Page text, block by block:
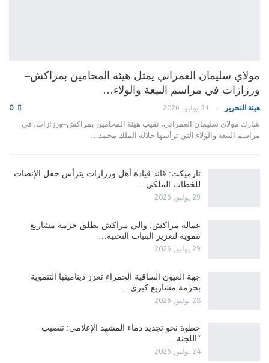
مولاي سليمان العمراني يمثل هيئة المحامين بمراكش–
ورزازات في مراسم البيعة والولاء…
هيئة التحرير 31 يوليو, 2026 0
شارك مولاي سليمان العمراني، نقيب هيئة المحامين بمراكش–ورزازات، في
مراسم البيعة والولاء التي ترأسها جلالة الملك محمد…
تارميكت: قائد قيادة أهل ورزازات يترأس حفل الإنصات
للخطاب الملكي…
29 يوليو, 2026
عمالة مراكش: والي مراكش يطلق حزمة مشاريع
تنموية لتعزيز البنيات التحتية…
29 يوليو, 2026
جهة العيون الساقية الحمراء تعزز ديناميتها التنموية
بحزمة مشاريع كبرى…
28 يوليو, 2026
​خطوة نحو تجديد دماء المشهد الإعلامي: تنصيب
“اللجنة…
24 يوليو, 2026